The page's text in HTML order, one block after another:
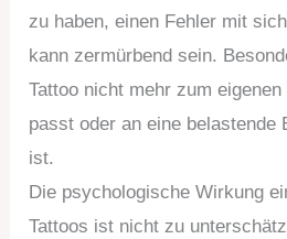
zu haben, einen Fehler mit
kann zermürbend sein.
Tattoo nicht mehr zum
passt oder an eine belastende
ist.
Die psychologische Wirkung
Tattoos ist nicht zu